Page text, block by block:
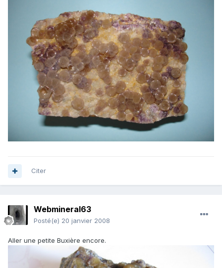
Citer
Webmineral63
Posté(e) 20 janvier 2008
Aller une petite Buxière encore.